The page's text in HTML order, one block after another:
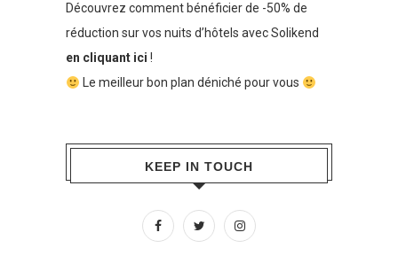
Découvrez comment bénéficier de -50% de
réduction sur vos nuits d’hôtels avec Solikend
en cliquant ici !
Le meilleur bon plan déniché pour vous
KEEP IN TOUCH